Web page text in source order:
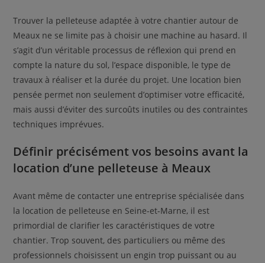
Trouver la pelleteuse adaptée à votre chantier autour de
Meaux ne se limite pas à choisir une machine au hasard. Il
s’agit d’un véritable processus de réflexion qui prend en
compte la nature du sol, l’espace disponible, le type de
travaux à réaliser et la durée du projet. Une location bien
pensée permet non seulement d’optimiser votre efficacité,
mais aussi d’éviter des surcoûts inutiles ou des contraintes
techniques imprévues.
Définir précisément vos besoins avant la
location d’une pelleteuse à Meaux
Avant même de contacter une entreprise spécialisée dans
la location de pelleteuse en Seine-et-Marne, il est
primordial de clarifier les caractéristiques de votre
chantier. Trop souvent, des particuliers ou même des
professionnels choisissent un engin trop puissant ou au